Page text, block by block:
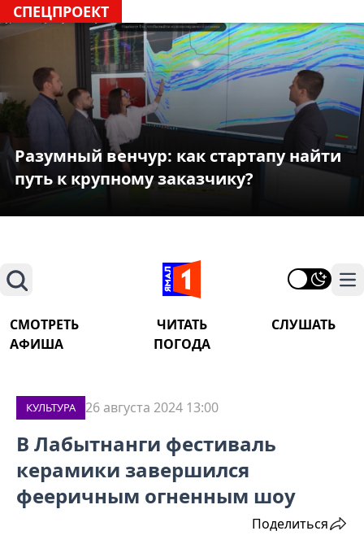
СПЕЦПРОЕКТ
Разумный венчур: как стартапу найти
путь к крупному заказчику?
Поиск
СМОТРЕТЬ ЧИТАТЬ
СЛУШАТЬ
АФИША
ПОГОДА
КУЛЬТУРА 26 августа 2024 13:00
В Лабытнанги фестиваль
керамики завершился
фееричным огненным шоу
Поделиться